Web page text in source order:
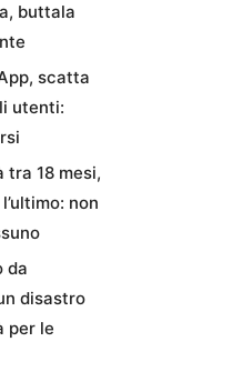
buttala
scatta
utenti:
tra 18 mesi,
non
da
disastro
per le